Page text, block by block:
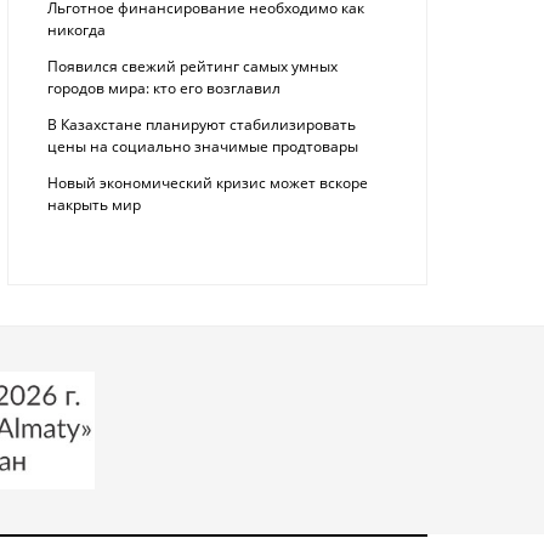
Льготное финансирование необходимо как
никогда
Появился свежий рейтинг самых умных
городов мира: кто его возглавил
В Казахстане планируют стабилизировать
цены на социально значимые продтовары
Новый экономический кризис может вскоре
накрыть мир